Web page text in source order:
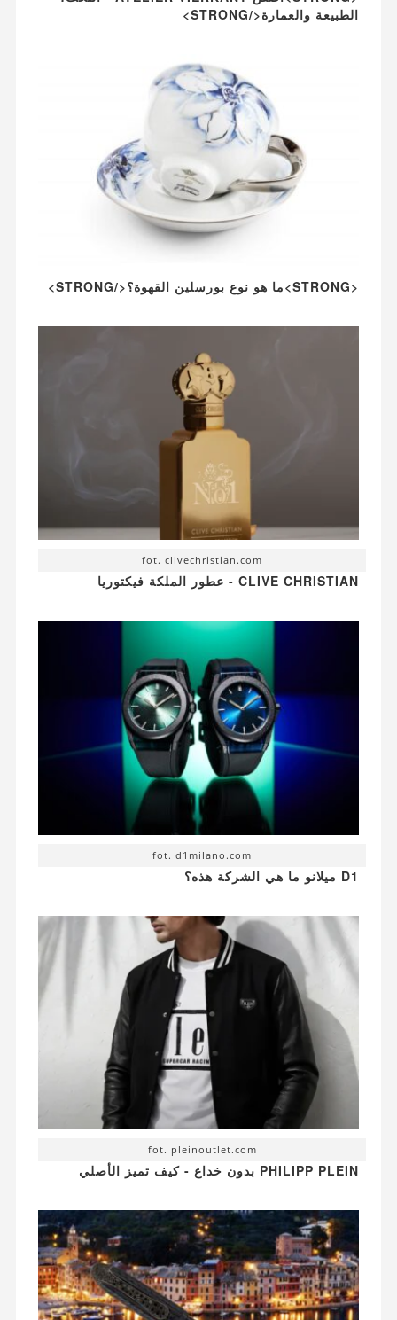
الطبيعة والعمارة</STRONG>
<STRONG>ما هو نوع بورسلين القهوة؟</STRONG>
fot. clivechristian.com
CLIVE CHRISTIAN - عطور الملكة فيكتوريا
fot. d1milano.com
D1 ميلانو ما هي الشركة هذه؟
fot. pleinoutlet.com
PHILIPP PLEIN بدون خداع - كيف تميز الأصلي